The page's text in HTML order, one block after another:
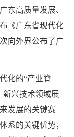
东高质量发展、
《广东省现代化
向外界公布了广
化的“产业脊
新兴技术领域展
发展的关键赛
系的关键优势，